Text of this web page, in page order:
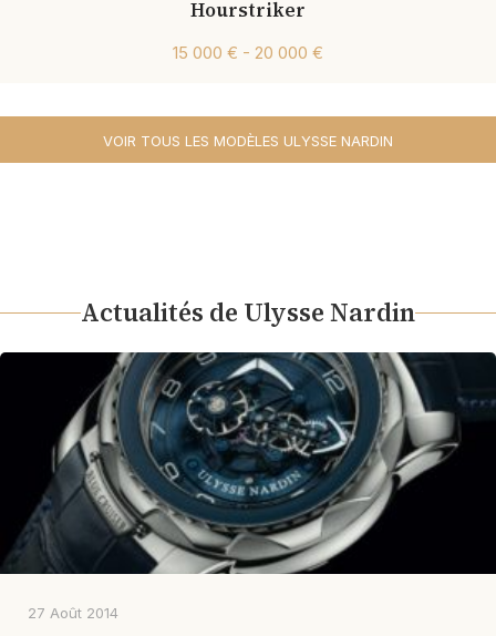
Hourstriker
15 000 € - 20 000 €
VOIR TOUS LES MODÈLES ULYSSE NARDIN
Actualités de Ulysse Nardin
27 Août 2014